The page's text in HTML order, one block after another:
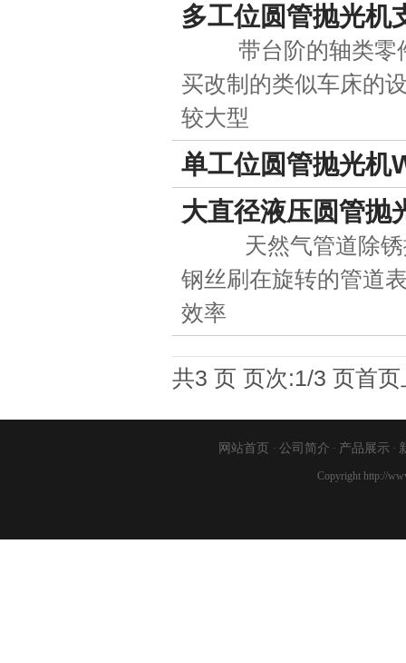
多工位圆管抛光机
带台阶的轴类零件
买改制的类似车床的
较大型
单工位圆管抛光机
大直径液压圆管抛
天然气管道除锈抛
钢丝刷在旋转的管道
效率
共3 页 页次:1/3 页首页
网站首页 · 公司简介 · 产品展示 ·
Copyright http://